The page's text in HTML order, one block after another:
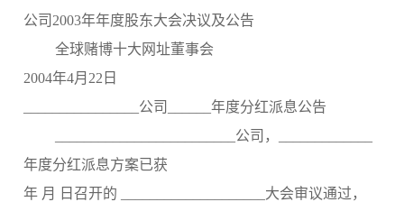
公司2003年年度股东大会决议及公告
全球赌博十大网址董事会
2004年4月22日
________________公司______年度分红派息公告
_________________________公司，_____________
年度分红派息方案已获
年 月 日召开的 ____________________大会审议通过，